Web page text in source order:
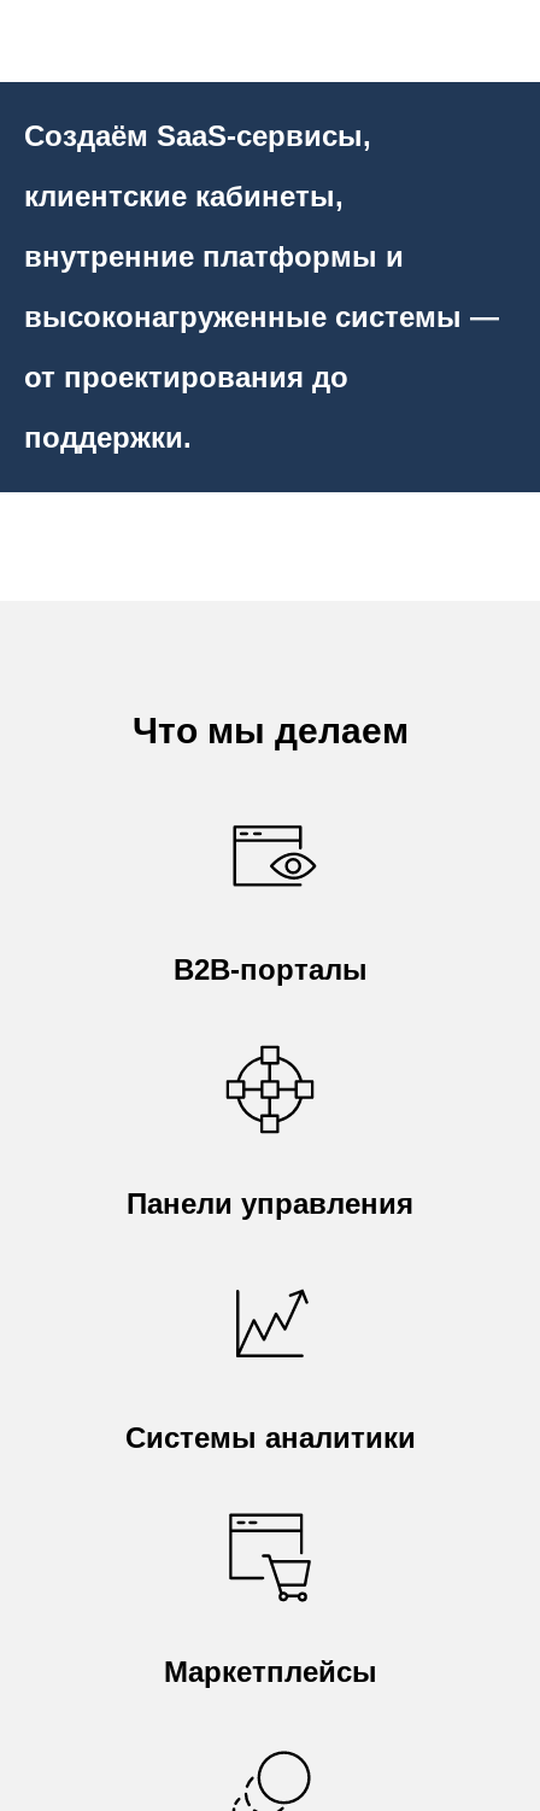
Создаём SaaS-сервисы,
клиентские кабинеты,
внутренние платформы и
высоконагруженные системы —
от проектирования до
поддержки.
Что мы делаем
B2B-порталы
Панели управления
Системы аналитики
Маркетплейсы